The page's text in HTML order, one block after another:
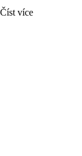
Číst více